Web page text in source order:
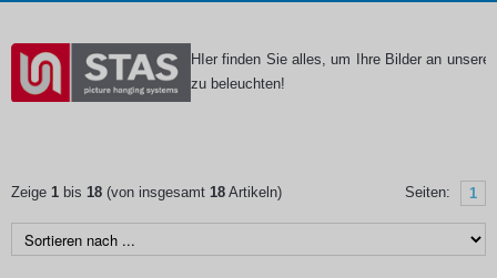
HIer finden Sie alles, um Ihre Bilder an
zu beleuchten!
Zeige 1 bis 18 (von insgesamt 18 Artikeln) Seiten: 1